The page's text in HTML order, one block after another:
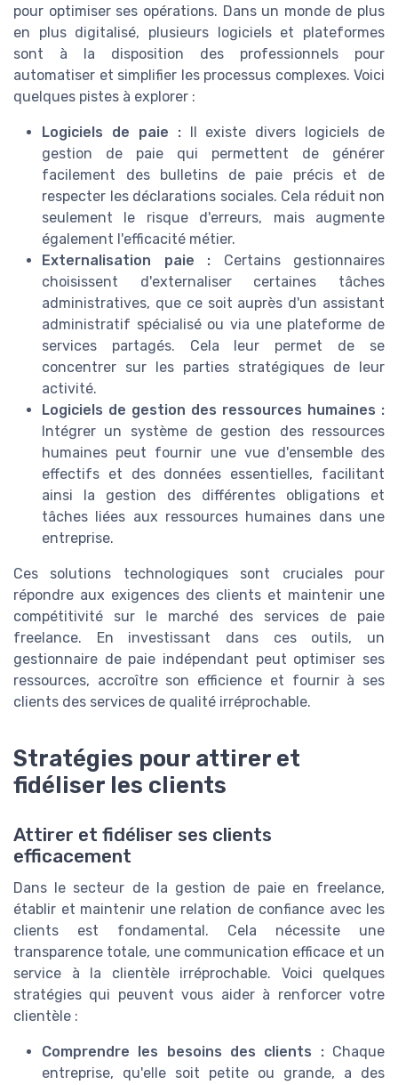
pour optimiser ses opérations. Dans un monde de plus
en plus digitalisé, plusieurs logiciels et plateformes
sont à la disposition des professionnels pour
automatiser et simplifier les processus complexes. Voici
quelques pistes à explorer :
Logiciels de paie :Il existe divers logiciels de
gestion de paie qui permettent de générer
facilement des bulletins de paie précis et de
respecter les déclarations sociales. Cela réduit non
seulement le risque d'erreurs, mais augmente
également l'efficacité métier.
Externalisation paie : Certains gestionnaires
choisissent d'externaliser certaines tâches
administratives, que ce soit auprès d'un assistant
administratif spécialisé ou via une plateforme de
services partagés. Cela leur permet de se
concentrer sur les parties stratégiques de leur
activité.
Logiciels de gestion des ressources humaines :
Intégrer un système de gestion des ressources
humaines peut fournir une vue d'ensemble des
effectifs et des données essentielles, facilitant
ainsi la gestion des différentes obligations et
tâches liées aux ressources humaines dans une
entreprise.
Ces solutions technologiques sont cruciales pour
répondre aux exigences des clients et maintenir une
compétitivité sur le marché des services de paie
freelance. En investissant dans ces outils, un
gestionnaire de paie indépendant peut optimiser ses
ressources, accroître son efficience et fournir à ses
clients des services de qualité irréprochable.
Stratégies pour attirer et
fidéliser les clients
Attirer et fidéliser ses clients
efficacement
Dans le secteur de la gestion de paie en freelance,
établir et maintenir une relation de confiance avec les
clients est fondamental. Cela nécessite une
transparence totale, une communication efficace et un
service à la clientèle irréprochable. Voici quelques
stratégies qui peuvent vous aider à renforcer votre
clientèle :
Comprendre les besoins des clients :Chaque
entreprise, qu'elle soit petite ou grande, a des